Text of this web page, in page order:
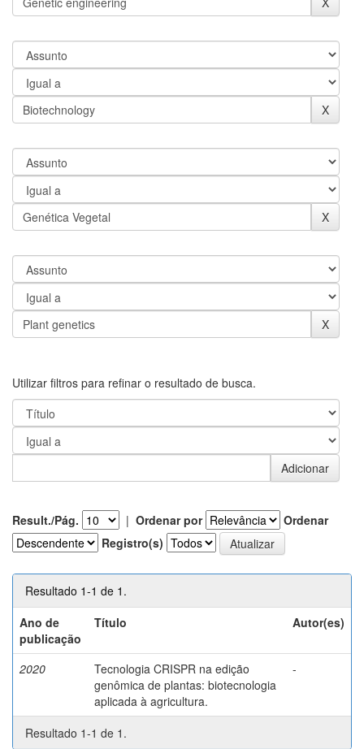
Utilizar filtros para refinar o resultado de busca.
Result./Pág. | Ordenar por
Ordenar
Registro(s)
Resultado 1-1 de 1.
Ano de
publicação
Título Autor(es)
2020
Tecnologia CRISPR na edição
genômica de plantas: biotecnologia
aplicada à agricultura.
-
Resultado 1-1 de 1.